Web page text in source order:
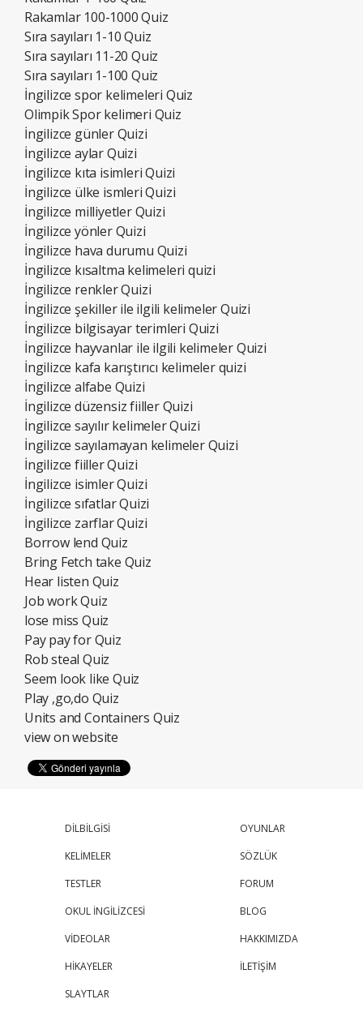
Rakamlar 100-1000 Quiz
Sıra sayıları 1-10 Quiz
Sıra sayıları 11-20 Quiz
Sıra sayıları 1-100 Quiz
İngilizce spor kelimeleri Quiz
Olimpik Spor kelimeri Quiz
İngilizce günler Quizi
İngilizce aylar Quizi
İngilizce kıta isimleri Quizi
İngilizce ülke ismleri Quizi
İngilizce milliyetler Quizi
İngilizce yönler Quizi
İngilizce hava durumu Quizi
İngilizce kısaltma kelimeleri quizi
İngilizce renkler Quizi
İngilizce şekiller ile ilgili kelimeler Quizi
İngilizce bilgisayar terimleri Quizi
İngilizce hayvanlar ile ilgili kelimeler Quizi
İngilizce kafa karıştırıcı kelimeler quizi
İngilizce alfabe Quizi
İngilizce düzensiz fiiller Quizi
İngilizce sayılır kelimeler Quizi
İngilizce sayılamayan kelimeler Quizi
İngilizce fiiller Quizi
İngilizce isimler Quizi
İngilizce sıfatlar Quizi
İngilizce zarflar Quizi
Borrow lend Quiz
Bring Fetch take Quiz
Hear listen Quiz
Job work Quiz
lose miss Quiz
Pay pay for Quiz
Rob steal Quiz
Seem look like Quiz
Play ,go,do Quiz
Units and Containers Quiz
view on website
DİLBİLGİSİ
KELİMELER
TESTLER
OKUL İNGİLİZCESİ
VİDEOLAR
HİKAYELER
SLAYTLAR
OYUNLAR
SÖZLÜK
FORUM
BLOG
HAKKIMIZDA
İLETİŞİM